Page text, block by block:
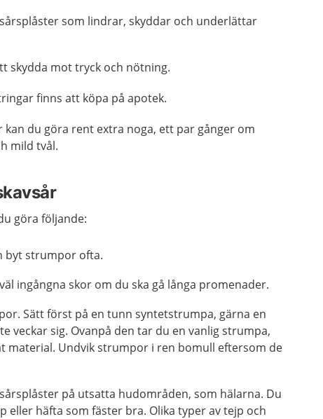
som lindrar, skyddar och underlättar
skydda mot tryck och nötning.
finns att köpa på apotek.
du göra rent extra noga, ett par gånger om
mild tvål.
göra följande:
byt strumpor ofta.
ingångna skor om du ska gå långa promenader.
Sätt först på en tunn syntetstrumpa, gärna en
veckar sig. Ovanpå den tar du en vanlig strumpa,
material. Undvik strumpor i ren bomull eftersom de
på utsatta hudområden, som hälarna. Du
eller häfta som fäster bra. Olika typer av tejp och